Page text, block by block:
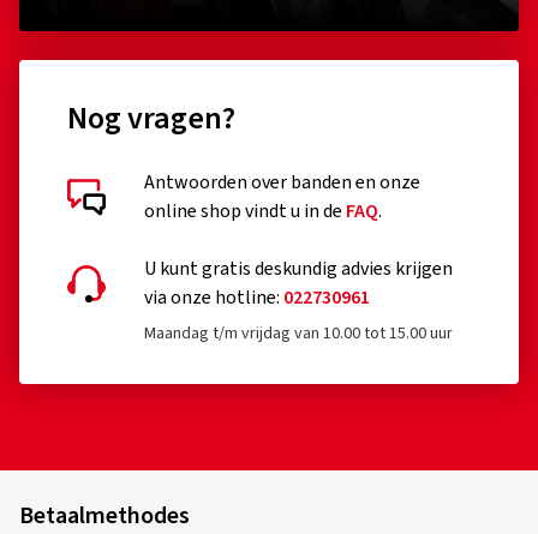
Nog vragen?
Antwoorden over banden en onze
online shop vindt u in de FAQ.
U kunt gratis deskundig advies krijgen
via onze hotline: 022730961
Maandag t/m vrijdag van 10.00 tot 15.00 uur
Betaalmethodes